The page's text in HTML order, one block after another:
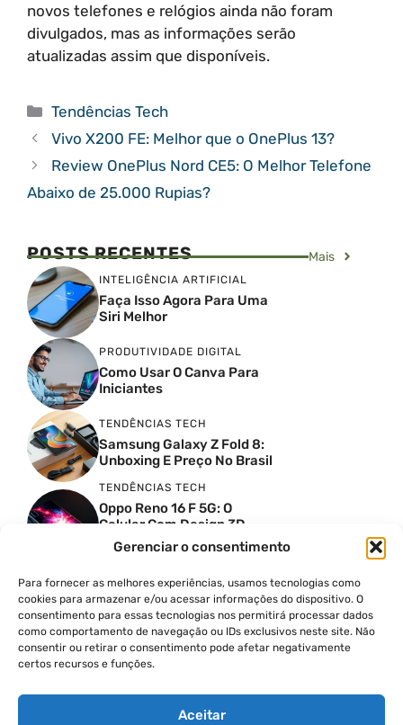
Gerenciar o consentimento
Para fornecer as melhores experiências, usamos tecnologias como
cookies para armazenar e/ou acessar informações do dispositivo. O
consentimento para essas tecnologias nos permitirá processar dados
como comportamento de navegação ou IDs exclusivos neste site. Não
consentir ou retirar o consentimento pode afetar negativamente
certos recursos e funções.
Aceitar
novos telefones e relógios ainda não foram
divulgados, mas as informações serão
atualizadas assim que disponíveis.
Categorias
Tendências Tech
Vivo X200 FE: Melhor que o OnePlus 13?
Review OnePlus Nord CE5: O Melhor Telefone
Abaixo de 25.000 Rupias?
POSTS RECENTES Mais
INTELIGÊNCIA ARTIFICIAL
Faça Isso Agora Para Uma
Siri Melhor
PRODUTIVIDADE DIGITAL
Como Usar O Canva Para
Iniciantes
TENDÊNCIAS TECH
Samsung Galaxy Z Fold 8:
Unboxing E Preço No Brasil
TENDÊNCIAS TECH
Oppo Reno 16 F 5G: O
Celular Com Design 3D
Surreal E Câmeras De 50
MP
PRODUTIVIDADE DIGITAL
Faca Isso Agora Para Uma
Siri Melhor
INSIGHTS & OPINIÃO
A Guerra Dos Datacenters:
Quais Os Problemas?